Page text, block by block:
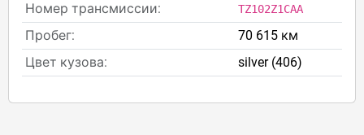
Номер трансмиссии: TZ102Z1CAA
Пробег:
70 615 км
Цвет кузова:
silver (406)